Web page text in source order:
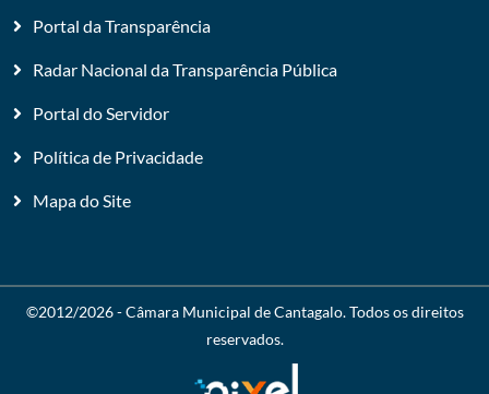
Portal da Transparência
Radar Nacional da Transparência Pública
Portal do Servidor
Política de Privacidade
Mapa do Site
©2012/2026 -Câmara Municipal de Cantagalo. Todos os direitos
reservados.